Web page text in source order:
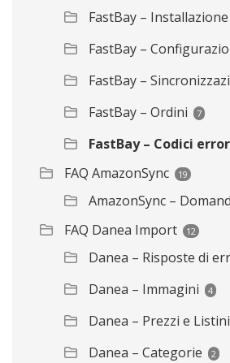
FastBay – Installazione
FastBay –
FastBay –
FastBay – Ordini 7
FastBay – Codici
FAQ AmazonSync 19
AmazonSync –
FAQ Danea Import 12
Danea – Risposte di
Danea – Immagini 4
Danea – Prezzi e Listini
Danea – Categorie 2